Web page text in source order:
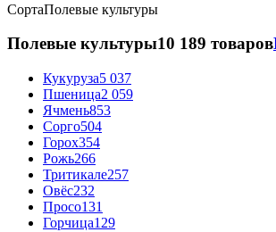
СортаПолевые культуры
Полевые культуры10 189 товаров
Кукуруза5 037
Пшеница2 059
Ячмень853
Сорго504
Горох354
Рожь266
Тритикале257
Овёс232
Просо131
Горчица129